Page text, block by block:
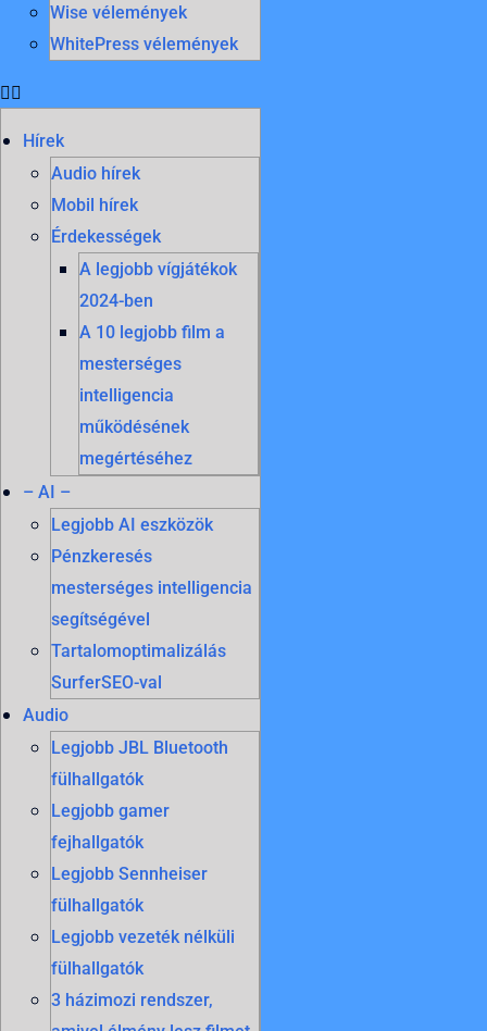
Wise vélemények
WhitePress vélemények
Hírek
Audio hírek
Mobil hírek
Érdekességek
A legjobb vígjátékok
2024-ben
A 10 legjobb film a
mesterséges
intelligencia
működésének
megértéséhez
– AI –
Legjobb AI eszközök
Pénzkeresés
mesterséges intelligencia
segítségével
Tartalomoptimalizálás
SurferSEO-val
Audio
Legjobb JBL Bluetooth
fülhallgatók
Legjobb gamer
fejhallgatók
Legjobb Sennheiser
fülhallgatók
Legjobb vezeték nélküli
fülhallgatók
3 házimozi rendszer,